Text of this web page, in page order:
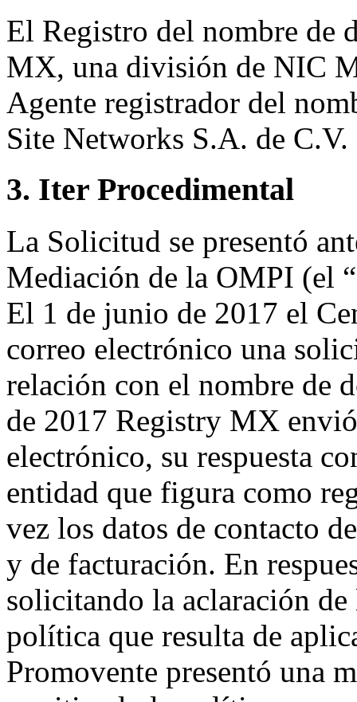
El Registro del nombre de
MX, una división de NIC
Agente registrador del
Site Networks S.A. de C.V.
3. Iter Procedimental
La Solicitud se presentó
Mediación de la OMPI (el
El 1 de junio de 2017 el
correo electrónico una
relación con el nombre de
de 2017 Registry MX
electrónico, su respuesta
entidad que figura como
vez los datos de contacto
y de facturación. En
solicitando la aclaración
política que resulta de
Promovente presentó una